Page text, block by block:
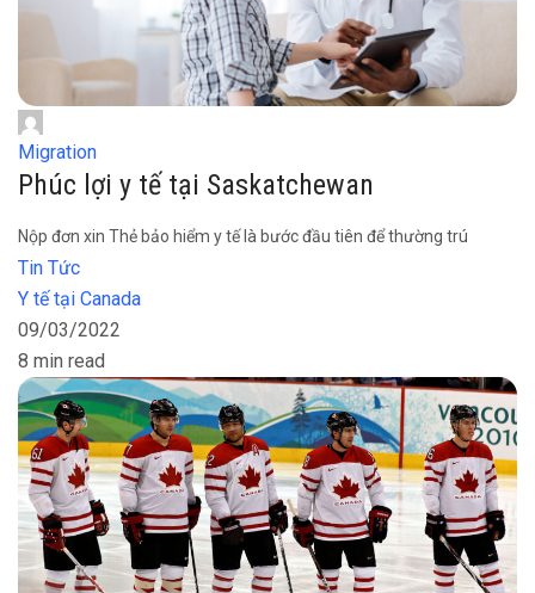
Migration
Phúc lợi y tế tại Saskatchewan
Nộp đơn xin Thẻ bảo hiểm y tế là bước đầu tiên để thường trú
Tin Tức
Y tế tại Canada
09/03/2022
8 min read